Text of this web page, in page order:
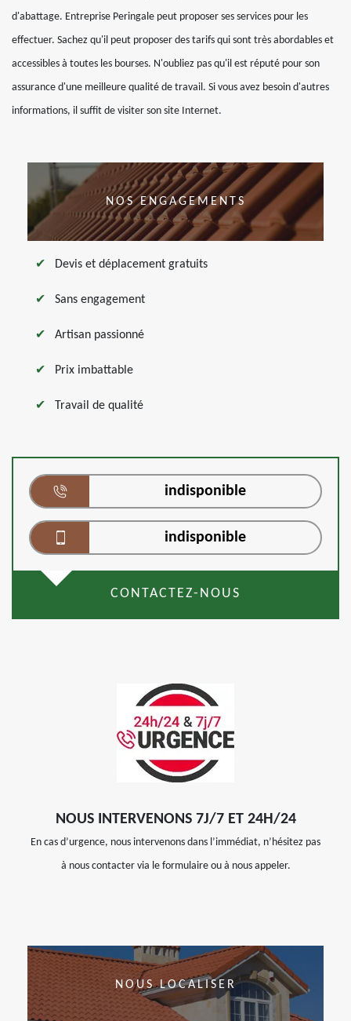
d'abattage. Entreprise Peringale peut proposer ses services pour les
effectuer. Sachez qu'il peut proposer des tarifs qui sont très abordables et
accessibles à toutes les bourses. N'oubliez pas qu'il est réputé pour son
assurance d'une meilleure qualité de travail. Si vous avez besoin d'autres
informations, il suffit de visiter son site Internet.
NOS ENGAGEMENTS
Devis et déplacement gratuits
Sans engagement
Artisan passionné
Prix imbattable
Travail de qualité
indisponible
indisponible
CONTACTEZ-NOUS
NOUS INTERVENONS 7J/7 ET 24H/24
En cas d’urgence, nous intervenons dans l’immédiat, n’hésitez pas
à nous contacter via le formulaire ou à nous appeler.
NOUS LOCALISER